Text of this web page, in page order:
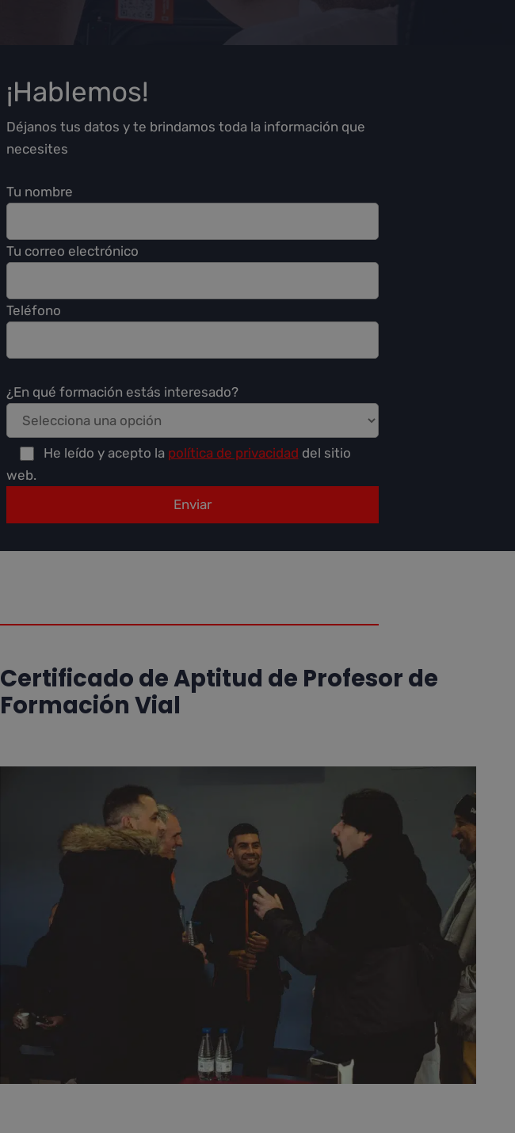
¡Hablemos!
Déjanos tus datos y te brindamos toda la información que
necesites
Tu nombre
Tu correo electrónico
Teléfono
¿En qué formación estás interesado?
He leído y acepto la política de privacidad del sitio
web.
Certificado de Aptitud de Profesor de
Formación Vial